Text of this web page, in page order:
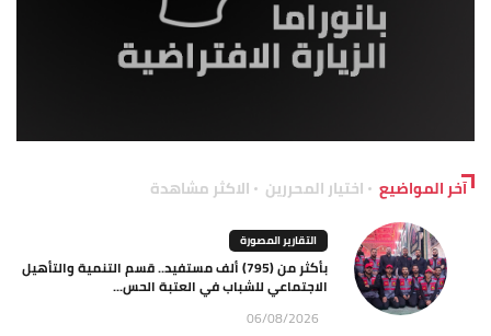
آخر المواضيع اختيار المحررين الاكثر مشاهدة
التقارير المصورة
بأكثر من (795) ألف مستفيد.. قسم التنمية والتأهيل
الاجتماعي للشباب في العتبة الحس...
06/08/2026